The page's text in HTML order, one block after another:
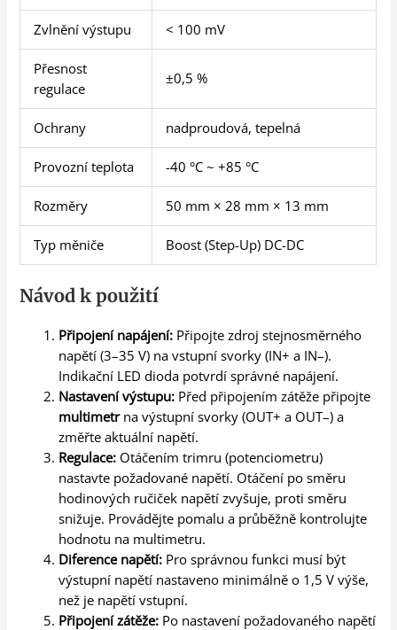
Zvlnění výstupu < 100 mV
Přesnost
regulace
±0,5 %
Ochrany nadproudová, tepelná
Provozní teplota -40 °C ~ +85 °C
Rozměry 50 mm × 28 mm × 13 mm
Typ měniče Boost (Step-Up) DC-DC
Návod k použití
Připojení napájení: Připojte zdroj stejnosměrného
napětí (3–35 V) na vstupní svorky (IN+ a IN–).
Indikační LED dioda potvrdí správné napájení.
Nastavení výstupu: Před připojením zátěže připojte
multimetrna výstupní svorky (OUT+ a OUT–) a
změřte aktuální napětí.
Regulace: Otáčením trimru (potenciometru)
nastavte požadované napětí. Otáčení po směru
hodinových ručiček napětí zvyšuje, proti směru
snižuje. Provádějte pomalu a průběžně kontrolujte
hodnotu na multimetru.
Diference napětí: Pro správnou funkci musí být
výstupní napětí nastaveno minimálně o 1,5 V výše,
než je napětí vstupní.
Připojení zátěže: Po nastavení požadovaného napětí